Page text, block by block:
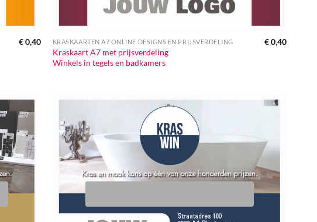
€0,40 KRASKAARTEN A7 ONLINE DESIGNS EN PRIJSVERDELING
Kraskaart A7 met prijsverdeling
Winkels in tegels en badkamers
€0,40